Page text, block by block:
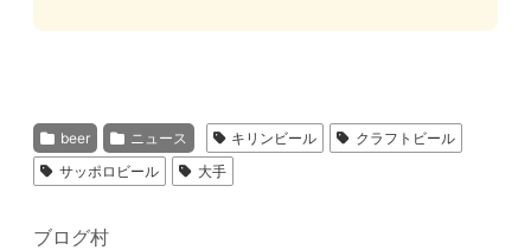
beer ニュース キリンビール
クラフトビール
サッポロビール
大手
ブログ村